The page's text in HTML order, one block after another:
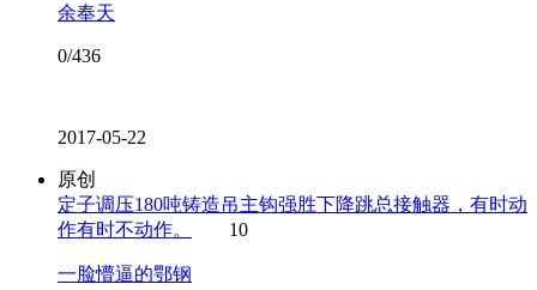
余奉天
0/436
2017-05-22
原创
定子调压180吨铸造吊主钩强胜下降跳总接触器，有时动
作有时不动作。
10
一脸懵逼的鄂钢